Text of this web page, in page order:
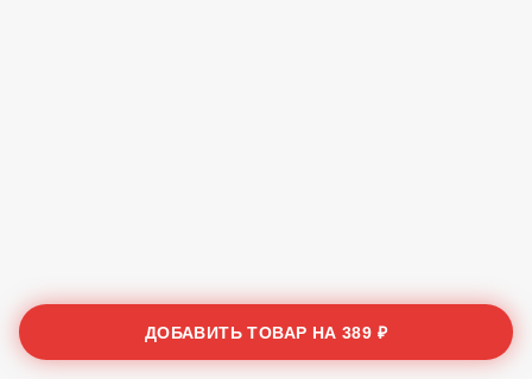
ДОБАВИТЬ ТОВАР НА389 ₽